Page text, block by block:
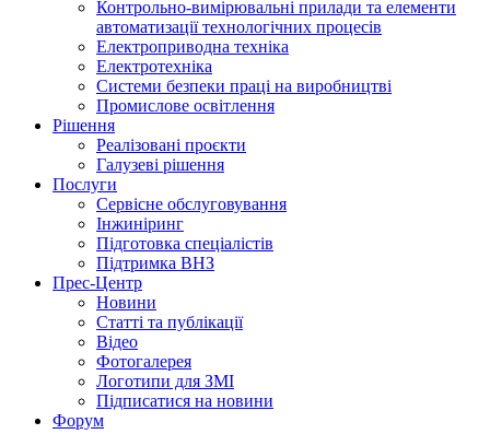
Контрольно-вимірювальні прилади та елементи
автоматизації технологічних процесів
Електроприводна техніка
Електротехніка
Системи безпеки праці на виробництві
Промислове освітлення
Рішення
Реалізовані проєкти
Галузеві рішення
Послуги
Сервісне обслуговування
Інжиніринг
Підготовка спеціалістів
Підтримка ВНЗ
Прес-Центр
Новини
Статті та публікації
Відео
Фотогалерея
Логотипи для ЗМІ
Підписатися на новини
Форум